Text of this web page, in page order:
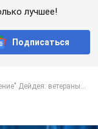
лучшее!
Подписаться
Дейдея: ветераны...